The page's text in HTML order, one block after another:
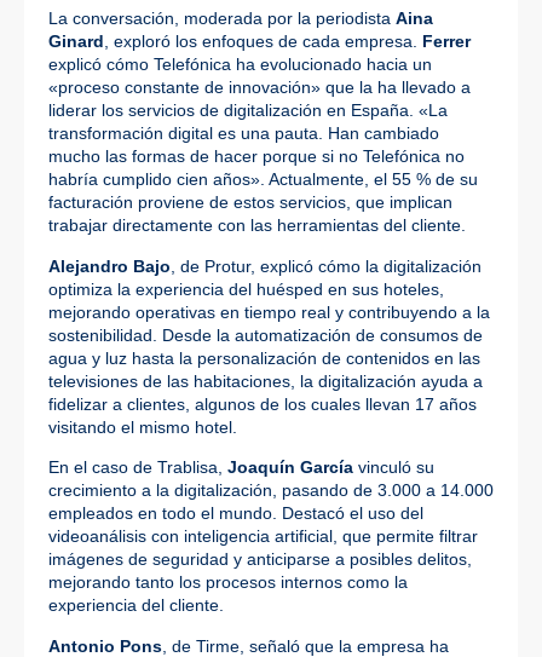
La conversación, moderada por la periodista Aina
Ginard, exploró los enfoques de cada empresa. Ferrer
explicó cómo Telefónica ha evolucionado hacia un
«proceso constante de innovación» que la ha llevado a
liderar los servicios de digitalización en España. «La
transformación digital es una pauta. Han cambiado
mucho las formas de hacer porque si no Telefónica no
habría cumplido cien años». Actualmente, el 55 % de su
facturación proviene de estos servicios, que implican
trabajar directamente con las herramientas del cliente.
Alejandro Bajo , de Protur, explicó cómo la digitalización
optimiza la experiencia del huésped en sus hoteles,
mejorando operativas en tiempo real y contribuyendo a la
sostenibilidad. Desde la automatización de consumos de
agua y luz hasta la personalización de contenidos en las
televisiones de las habitaciones, la digitalización ayuda a
fidelizar a clientes, algunos de los cuales llevan 17 años
visitando el mismo hotel.
En el caso de Trablisa, Joaquín García vinculó su
crecimiento a la digitalización, pasando de 3.000 a 14.000
empleados en todo el mundo. Destacó el uso del
videoanálisis con inteligencia artificial, que permite filtrar
imágenes de seguridad y anticiparse a posibles delitos,
mejorando tanto los procesos internos como la
experiencia del cliente.
Antonio Pons , de Tirme, señaló que la empresa ha